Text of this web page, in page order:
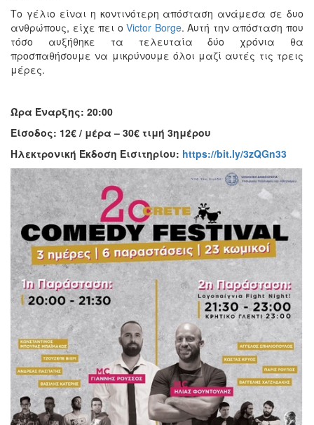
Το γέλιο είναι η κοντινότερη απόσταση ανάμεσα σε δυο
ανθρώπους, είχε πει οVictor Borge. Αυτή την απόσταση που
τόσο αυξήθηκε τα τελευταία δύο χρόνια θα
προσπαθήσουμε να μικρύνουμε όλοι μαζί αυτές τις τρεις
μέρες.
Ώρα Έναρξης: 20:00
Είσοδος: 12€ / μέρα – 30€ τιμή 3ημέρου
Ηλεκτρονική Έκδοση Εισιτηρίου: https://bit.ly/3zQGn33